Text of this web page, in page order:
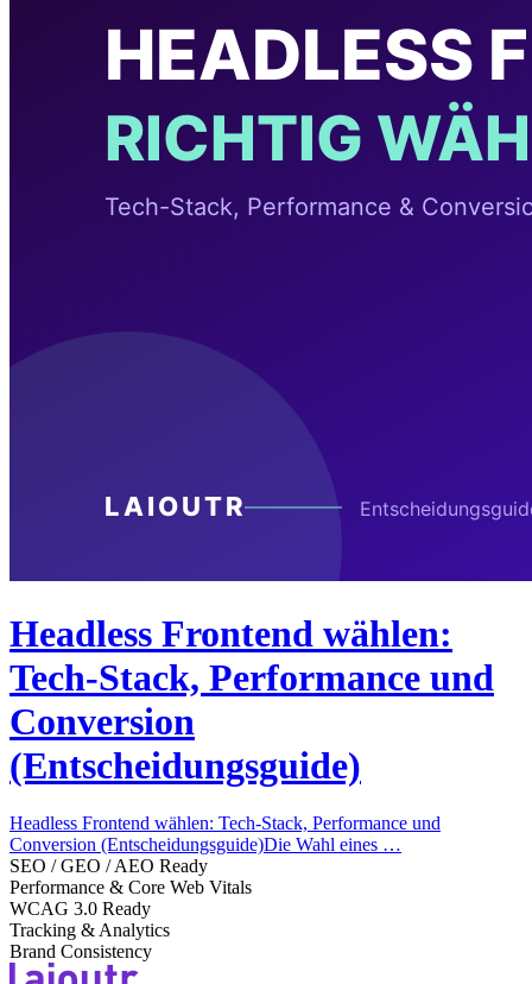
Headless Frontend wählen:
Tech-Stack, Performance und
Conversion
(Entscheidungsguide)
Headless Frontend wählen: Tech-Stack, Performance und
Conversion (Entscheidungsguide)Die Wahl eines …
SEO / GEO / AEO Ready
Performance & Core Web Vitals
WCAG 3.0 Ready
Tracking & Analytics
Brand Consistency